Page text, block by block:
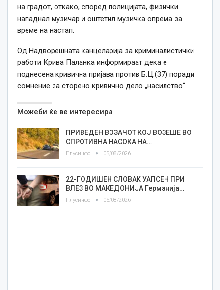
на градот, откако, според полицијата, физички
нападнал музичар и оштетил музичка опрема за
време на настап.
Од Надворешната канцеларија за криминалистички
работи Крива Паланка информираат дека е
поднесена кривична пријава против Б.Ц.(37) поради
сомнение за сторено кривично дело „насилство“.
Можеби ќе ве интересира
ПРИВЕДЕН ВОЗАЧОТ КОЈ ВОЗЕШЕ ВО
СПРОТИВНА НАСОКА НА…
Плусинфо 05/08/2026
22-ГОДИШЕН СЛОВАК УАПСЕН ПРИ
ВЛЕЗ ВО МАКЕДОНИЈА Германија…
Плусинфо 05/08/2026